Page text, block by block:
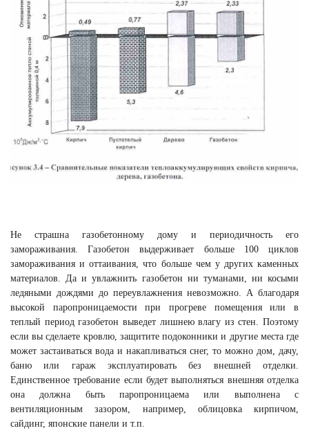
Не страшна газобетонному дому и периодичность его
замораживания. Газобетон выдерживает больше 100 циклов
замораживания и оттаивания, что больше чем у других каменных
материалов. Да и увлажнить газобетон ни туманами, ни косыми
ледяными дождями до переувлажнения невозможно. А благодаря
высокой паропроницаемости при прогреве помещения или в
теплый период газобетон выведет лишнею влагу из стен. Поэтому
если вы сделаете кровлю, защитите подоконники и другие места где
может застаиваться вода и накапливаться снег, то можно дом, дачу,
баню или гараж эксплуатировать без внешней отделки.
Единственное требование если будет выполняться внешняя отделка
она должна быть паропроницаема или выполнена с
вентиляционным зазором, например, облицовка кирпичом,
сайдинг, японские панели и т.п.